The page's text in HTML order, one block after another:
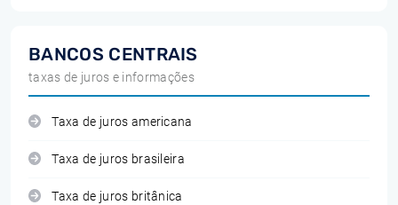
BANCOS CENTRAIS
taxas de juros e informações
Taxa de juros americana
Taxa de juros brasileira
Taxa de juros britânica